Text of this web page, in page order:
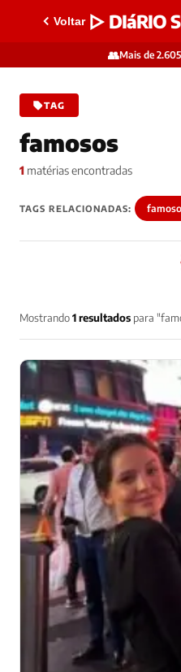
Voltar ▷ DIáRIO
👥Mais de
TAG
famosos
1 matérias encontradas
TAGS RELACIONADAS:
Mostrando1 resultados para